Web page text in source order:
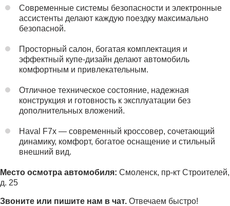
Современные системы безопасности и электронные
ассистенты делают каждую поездку максимально
безопасной.
Просторный салон, богатая комплектация и
эффектный купе-дизайн делают автомобиль
комфортным и привлекательным.
Отличное техническое состояние, надежная
конструкция и готовность к эксплуатации без
дополнительных вложений.
Haval F7x — современный кроссовер, сочетающий
динамику, комфорт, богатое оснащение и стильный
внешний вид.
Место осмотра автомобиля: Смоленск, пр-кт Строителей,
д. 25
Звоните или пишите нам в чат. Отвечаем быстро!